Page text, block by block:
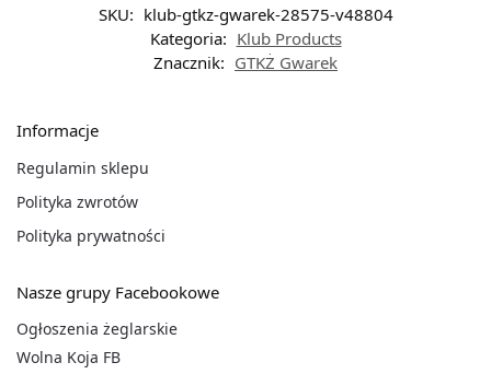
SKU: klub-gtkz-gwarek-28575-v48804
Kategoria: Klub Products
Znacznik: GTKŻ Gwarek
Informacje
Regulamin sklepu
Polityka zwrotów
Polityka prywatności
Nasze grupy Facebookowe
Ogłoszenia żeglarskie
Wolna Koja FB